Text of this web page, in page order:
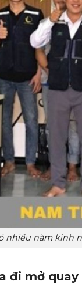
nhiều năm kinh
đi mở